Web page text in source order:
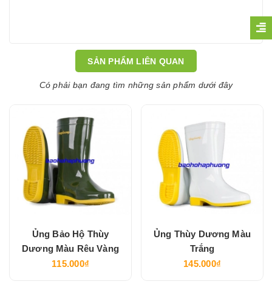
SẢN PHẨM LIÊN QUAN
Có phải bạn đang tìm những sản phẩm dưới đây
Ủng Bảo Hộ Thùy
Dương Màu Rêu Vàng
115.000₫
Ủng Thùy Dương Màu
Trắng
145.000₫